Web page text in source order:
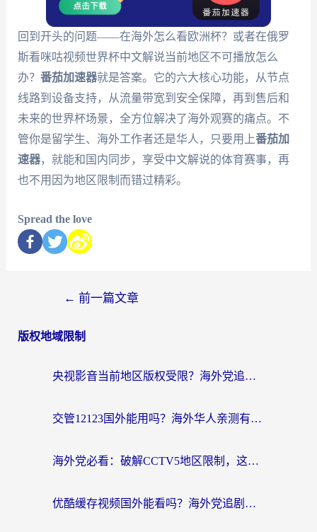
回到开头的问题——在海外怎么看欧洲杯？或者在俄罗
斯看咪咕视频世界杯中文解说当前地区不可播放怎么
办？ 番茄加速器就是答案。它的六大核心功能，从节点
线路到设备支持，从流量带宽到安全保障，再到售后和
未来的世界杯场景，全方位解决了海外观赛的痛点。不
管你是留学生、海外工作者还是华人，只要用上番茄加
速器，就能和国内同步，享受中文解说的体育赛事，再
也不用因为地区限制而错过精彩。
Spread the love
← 前一篇文章
版权地域限制
央视影音当前地区版权受限？海外党追剧看片的终极解决方案来了
交管12123国外能用吗？海外华人亲测有效的回国加速器选择指南
海外党必看：破解CCTV5地区限制，这样看欧洲杯奥运直播才够爽！
优酷缓存视频国外能看吗？海外党追剧看片的终极解决方案来了